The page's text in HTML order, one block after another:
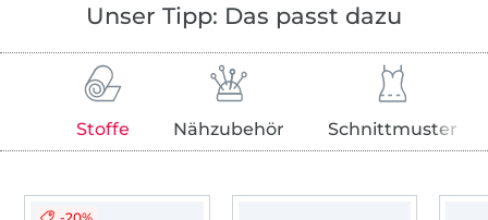
Unser Tipp: Das passt dazu
Stoffe Nähzubehör Schnittmuster